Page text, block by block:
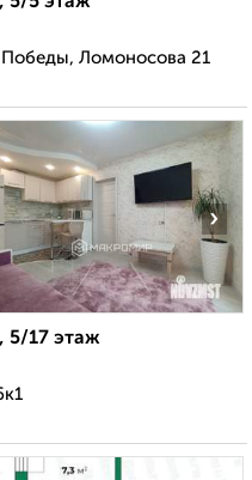
Ломоносова 21
›
5/17 этаж